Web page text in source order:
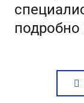
подробно